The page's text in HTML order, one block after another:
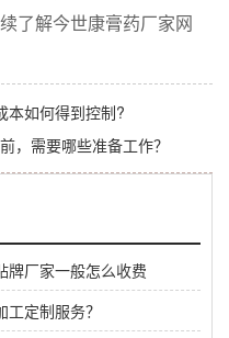
了解今世康膏药厂家网
本如何得到控制?
，需要哪些准备工作？
牌厂家一般怎么收费
定制服务？